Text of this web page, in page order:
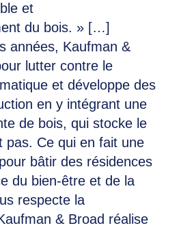
et
du bois. » […]
années, Kaufman &
lutter contre le
et développe des
en y intégrant une
de bois, qui stocke le
pas. Ce qui en fait une
bâtir des résidences
du bien-être et de la
respecte la
& Broad réalise